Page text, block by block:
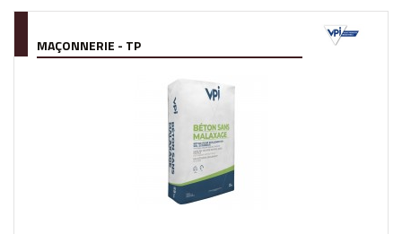
MAÇONNERIE - TP